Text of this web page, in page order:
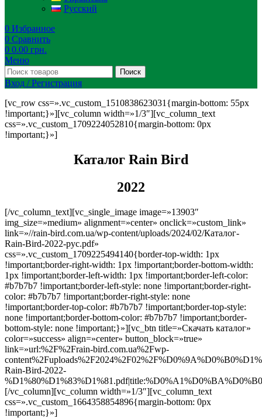
Русский
0 Избранное
0 Сравнить
0 0.00 грн.
Меню
Поиск
Вход / Регистрация
[vc_row css=».vc_custom_1510838623031{margin-bottom: 55px
!important;}»][vc_column width=»1/3″][vc_column_text
css=».vc_custom_1709224052810{margin-bottom: 0px
!important;}»]
Каталог Rain Bird
2022
[/vc_column_text][vc_single_image image=»13903″
img_size=»medium» alignment=»center» onclick=»custom_link»
link=»//rain-bird.com.ua/wp-content/uploads/2024/02/Каталог-
Rain-Bird-2022-рус.pdf»
css=».vc_custom_1709225494140{border-top-width: 1px
!important;border-right-width: 1px !important;border-bottom-width:
1px !important;border-left-width: 1px !important;border-left-color:
#b7b7b7 !important;border-left-style: none !important;border-right-
color: #b7b7b7 !important;border-right-style: none
!important;border-top-color: #b7b7b7 !important;border-top-style:
none !important;border-bottom-color: #b7b7b7 !important;border-
bottom-style: none !important;}»][vc_btn title=»Скачать каталог»
color=»success» align=»center» button_block=»true»
link=»url:%2F%2Frain-bird.com.ua%2Fwp-
Rain-Bird-2022-
[/vc_column][vc_column width=»1/3″][vc_column_text
css=».vc_custom_1664358854896{margin-bottom: 0px
!important;}»]